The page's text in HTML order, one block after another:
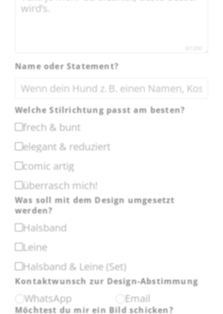
Name oder Statement?
Welche Stilrichtung passt am besten?
frech & bunt
elegant & reduziert
comic artig
überrasch mich!
Was soll mit dem Design umgesetzt
werden?
Halsband
Leine
Halsband & Leine (Set)
Kontaktwunsch zur Design-Abstimmung
WhatsApp Email
Möchtest du mir ein Bild schicken?